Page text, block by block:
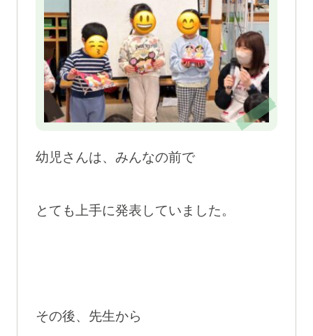
幼児さんは、みんなの前で
とても上手に発表していました。
その後、先生から